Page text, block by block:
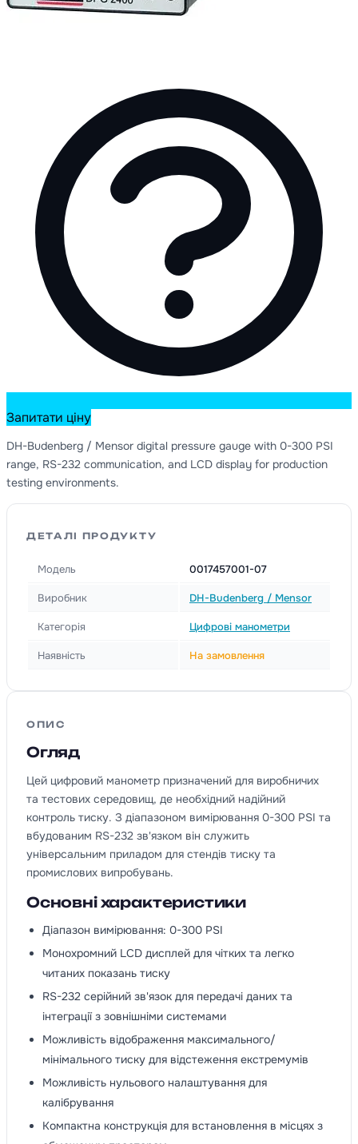
Запитати ціну
DH-Budenberg / Mensor digital pressure gauge with 0-300 PSI
range, RS-232 communication, and LCD display for production
testing environments.
ДЕТАЛІ ПРОДУКТУ
Модель 0017457001-07
Виробник DH-Budenberg / Mensor
Категорія Цифрові манометри
Наявність На замовлення
ОПИС
Огляд
Цей цифровий манометр призначений для виробничих
та тестових середовищ, де необхідний надійний
контроль тиску. З діапазоном вимірювання 0-300 PSI та
вбудованим RS-232 зв'язком він служить
універсальним приладом для стендів тиску та
промислових випробувань.
Основні характеристики
Діапазон вимірювання: 0-300 PSI
Монохромний LCD дисплей для чітких та легко
читаних показань тиску
RS-232 серійний зв'язок для передачі даних та
інтеграції з зовнішніми системами
Можливість відображення максимального/
мінімального тиску для відстеження екстремумів
Можливість нульового налаштування для
калібрування
Компактна конструкція для встановлення в місцях з